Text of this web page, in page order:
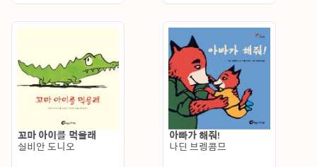
꼬마 아이를 먹을래
실비안 도니오
아빠가 해줘!
나딘 브렝콤므